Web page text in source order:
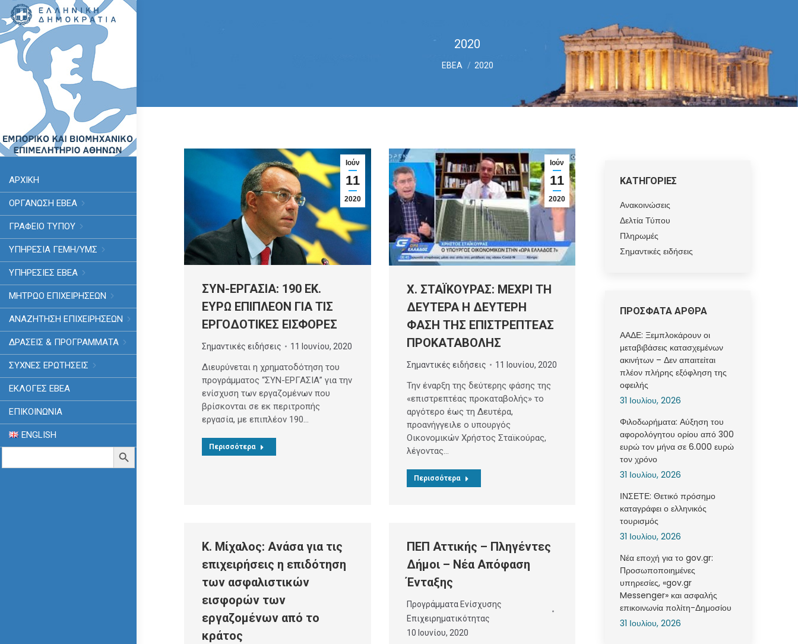
ΑΡΧΙΚΗ
ΟΡΓΑΝΩΣΗ ΕΒΕΑ
ΓΡΑΦΕΙΟ ΤΥΠΟΥ
ΥΠΗΡΕΣΊΑ ΓΕΜΗ/ΥΜΣ
ΥΠΗΡΕΣΙΕΣ ΕΒΕΑ
ΜΗΤΡΩΟ ΕΠΙΧΕΙΡΗΣΕΩΝ
ΑΝΑΖΗΤΗΣΗ ΕΠΙΧΕΙΡΗΣΕΩΝ
ΔΡΑΣΕΙΣ & ΠΡΟΓΡΑΜΜΑΤΑ
ΣΥΧΝΕΣ ΕΡΩΤΗΣΕΙΣ
ΕΚΛΟΓΈΣ ΕΒΕΑ
ΕΠΙΚΟΙΝΩΝΙΑ
ENGLISH
Search
Search Button
2020
ΕΒΕΑ 2020
Ιούν
11
2020
ΣΥΝ-ΕΡΓΑΣΙΑ: 190 ΕΚ.
ΕΥΡΩ ΕΠΙΠΛΕΟΝ ΓΙΑ ΤΙΣ
ΕΡΓΟΔΟΤΙΚΕΣ ΕΙΣΦΟΡΕΣ
Σημαντικές ειδήσεις 11 Ιουνίου, 2020
Διευρύνεται η χρηματοδότηση του
προγράμματος “ΣΥΝ-ΕΡΓΑΣΙΑ” για την
ενίσχυση των εργαζομένων που
βρίσκονται σε εκ περιτροπής
εργασία, με επιπλέον 190…
Περισσότερα
Ιούν
11
2020
Χ. ΣΤΑΪΚΟΥΡΑΣ: ΜΕΧΡΙ ΤΗ
ΔΕΥΤΕΡΑ Η ΔΕΥΤΕΡΗ
ΦΑΣΗ ΤΗΣ ΕΠΙΣΤΡΕΠΤΕΑΣ
ΠΡΟΚΑΤΑΒΟΛΗΣ
Σημαντικές ειδήσεις 11 Ιουνίου, 2020
Την έναρξη της δεύτερης φάσης της
«επιστρεπτέας προκαταβολής» το
αργότερο έως τη Δευτέρα,
προανήγγειλε ο υπουργός
Οικονομικών Χρήστος Σταϊκούρας,
λέγοντας…
Περισσότερα
Κ. Μίχαλος: Ανάσα για τις
επιχειρήσεις η επιδότηση
των ασφαλιστικών
εισφορών των
εργαζομένων από το
κράτος
ΠΕΠ Αττικής – Πληγέντες
Δήμοι – Νέα Απόφαση
Ένταξης
Προγράμματα Ενίσχυσης
Επιχειρηματικότητας
10 Ιουνίου, 2020
ΚΑΤΗΓΟΡΙΕΣ
Ανακοινώσεις
Δελτία Τύπου
Πληρωμές
Σημαντικές ειδήσεις
ΠΡΟΣΦΑΤΑ ΑΡΘΡΑ
ΑΑΔΕ: Ξεμπλοκάρουν οι
μεταβιβάσεις κατασχεμένων
ακινήτων – Δεν απαιτείται
πλέον πλήρης εξόφληση της
οφειλής
31 Ιουλίου, 2026
Φιλοδωρήματα: Αύξηση του
αφορολόγητου ορίου από 300
ευρώ τον μήνα σε 6.000 ευρώ
τον χρόνο
31 Ιουλίου, 2026
ΙΝΣΕΤΕ: Θετικό πρόσημο
καταγράφει ο ελληνικός
τουρισμός
31 Ιουλίου, 2026
Νέα εποχή για το gov.gr:
Προσωποποιημένες
υπηρεσίες, «gov.gr
Messenger» και ασφαλής
επικοινωνία πολίτη-Δημοσίου
31 Ιουλίου, 2026